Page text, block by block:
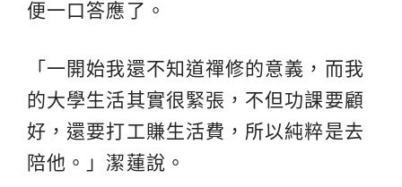
便一口答應了。
「一開始我還不知道禪修的意義，而我
的大學生活其實很緊張，不但功課要顧
好，還要打工賺生活費，所以純粹是去
陪他。」潔蓮說。